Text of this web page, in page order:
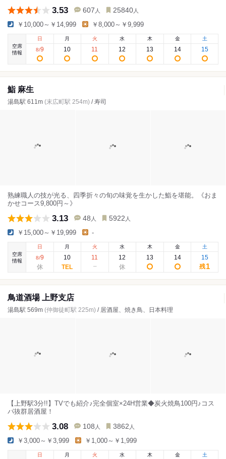
3.53 607 人 25840 人
￥10,000～￥14,999 ￥8,000～￥9,999
空席
情報
日
8/9
月
10
火
11
水
12
木
13
金
14
土
15
鮨 麻生
湯島駅 611m (末広町駅 254m) / 寿司
熟練職人の技が光る、四季折々の旬の味覚を生かした鮨を堪能。《おま
かせコース9,800円～》
3.13 48 人 5922 人
￥15,000～￥19,999 -
空席
情報
日
8/9
月
10
火
11
水
12
木
13
金
14
土
15
残1
鳥道酒場 上野支店
湯島駅 569m (仲御徒町駅 225m) / 居酒屋、焼き鳥、日本料理
【上野駅3分!!】TVでも紹介♪完全個室×24H営業◆炭火焼鳥100円♪コス
パ抜群居酒屋！
3.08 108 人 3862 人
￥3,000～￥3,999 ￥1,000～￥1,999
日 月 火 水 木 金 土